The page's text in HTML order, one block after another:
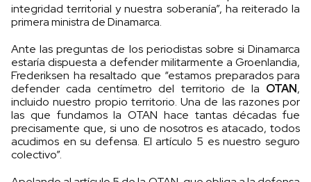
integridad territorial y nuestra soberanía”, ha reiterado la
primera ministra de Dinamarca.
Ante las preguntas de los periodistas sobre si Dinamarca
estaría dispuesta a defender militarmente a Groenlandia,
Frederiksen ha resaltado que “estamos preparados para
defender cada centímetro del territorio de la OTAN,
incluido nuestro propio territorio. Una de las razones por
las que fundamos la OTAN hace tantas décadas fue
precisamente que, si uno de nosotros es atacado, todos
acudimos en su defensa. El artículo 5 es nuestro seguro
colectivo”.